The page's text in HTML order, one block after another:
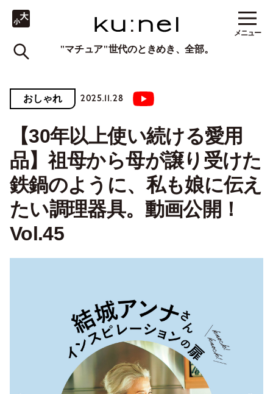
"マチュア"世代のときめき、全部。
メニュー
おしゃれ 2025.11.28
【30年以上使い続ける愛用
品】祖母から母が譲り受けた
鉄鍋のように、私も娘に伝え
たい調理器具。動画公開！
Vol.45